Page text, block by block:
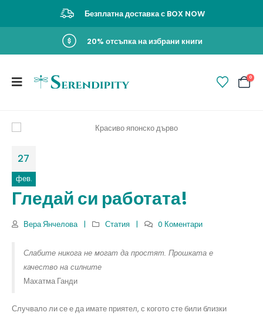
Безплатна доставка с BOX NOW
20% отсъпка на избрани книги
0
27
фев.
Гледай си работата!
Вера Янчелова Статия 0 Коментари
Слабите никога не могат да простят. Прошката е
качество на силните
Махатма Ганди
Случвало ли се е да имате приятел, с когото сте били близки